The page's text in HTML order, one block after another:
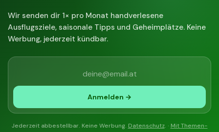
Wir senden dir 1× pro Monat handverlesene
Ausflugsziele, saisonale Tipps und Geheimplätze. Keine
Werbung, jederzeit kündbar.
Anmelden →
Jederzeit abbestellbar. Keine Werbung. Datenschutz. · Mit Themen-